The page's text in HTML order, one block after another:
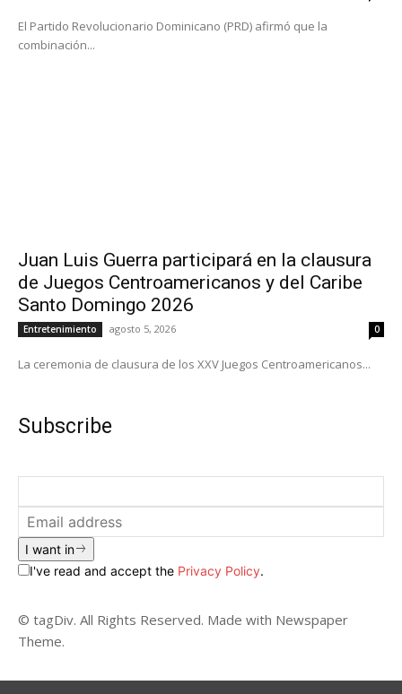
El Partido Revolucionario Dominicano (PRD) afirmó que la
combinación...
Juan Luis Guerra participará en la clausura
de Juegos Centroamericanos y del Caribe
Santo Domingo 2026
Entretenimiento agosto 5, 2026 0
La ceremonia de clausura de los XXV Juegos Centroamericanos...
Subscribe
I want in
I've read and accept the Privacy Policy.
© tagDiv. All Rights Reserved. Made with Newspaper
Theme.